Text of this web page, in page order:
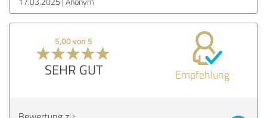
5,00 von 5
SEHR GUT Empfehlung